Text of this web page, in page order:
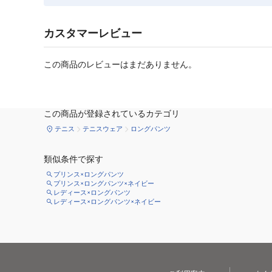
カスタマーレビュー
この商品のレビューはまだありません。
この商品が登録されているカテゴリ
テニス テニスウェア ロングパンツ
類似条件で探す
プリンス×ロングパンツ
プリンス×ロングパンツ×ネイビー
レディース×ロングパンツ
レディース×ロングパンツ×ネイビー